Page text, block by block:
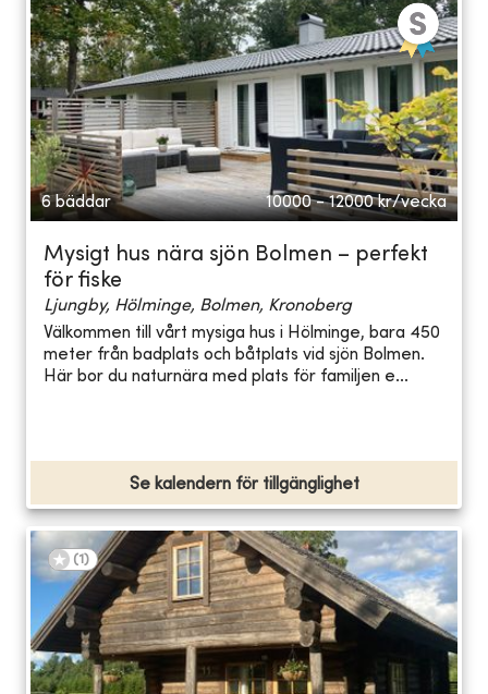
6 bäddar 10000 - 12000 kr/vecka
Mysigt hus nära sjön Bolmen – perfekt
för fiske
Ljungby, Hölminge, Bolmen, Kronoberg
Välkommen till vårt mysiga hus i Hölminge, bara 450
meter från badplats och båtplats vid sjön Bolmen.
Här bor du naturnära med plats för familjen e...
Se kalendern för tillgänglighet
(1 )